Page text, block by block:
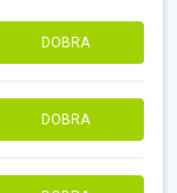
DOBRA
DOBRA